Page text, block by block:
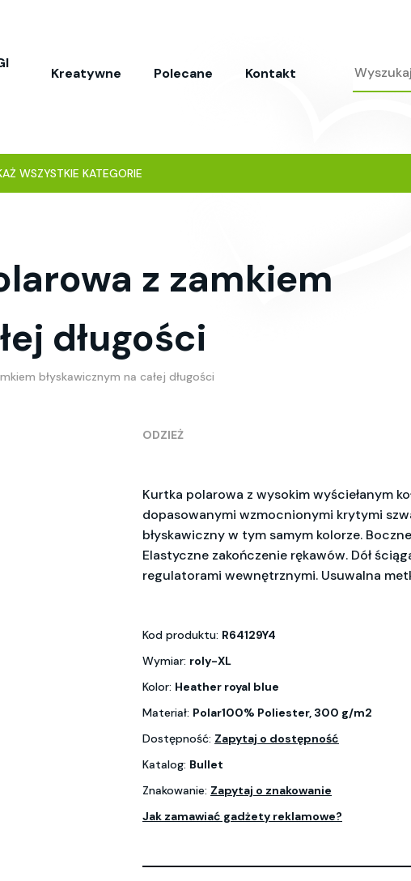
Kreatywne Polecane Kontakt
WSZYSTKIE KATEGORIE
z zamkiem
długości
błyskawicznym na całej długości
ODZIEŻ
Kurtka polarowa z wysokim wyściełanym
dopasowanymi wzmocnionymi krytymi
błyskawiczny w tym samym kolorze.
Elastyczne zakończenie rękawów. Dół
regulatorami wewnętrznymi. Usuwalna
Kod produktu: R64129Y4
Wymiar: roly-XL
Kolor: Heather royal blue
Materiał: Polar100% Poliester, 300 g/m2
Dostępność: Zapytaj o dostępność
Katalog: Bullet
Znakowanie: Zapytaj o znakowanie
Jak zamawiać gadżety reklamowe?